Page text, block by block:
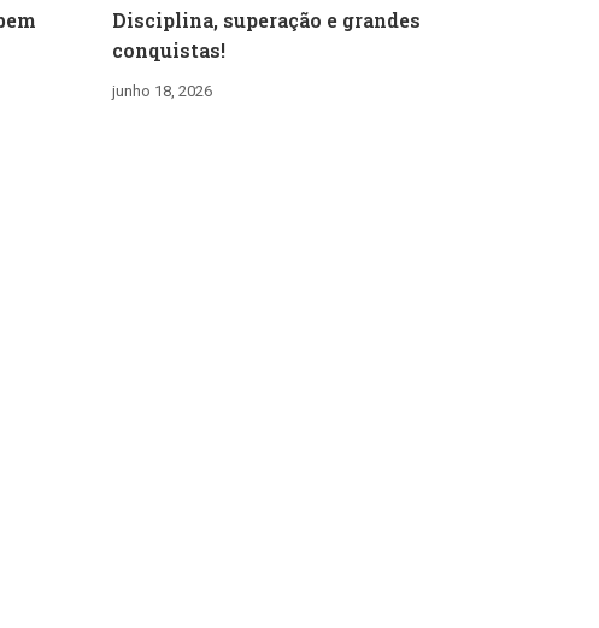
Disciplina, superação e grandes
conquistas!
junho 18, 2026